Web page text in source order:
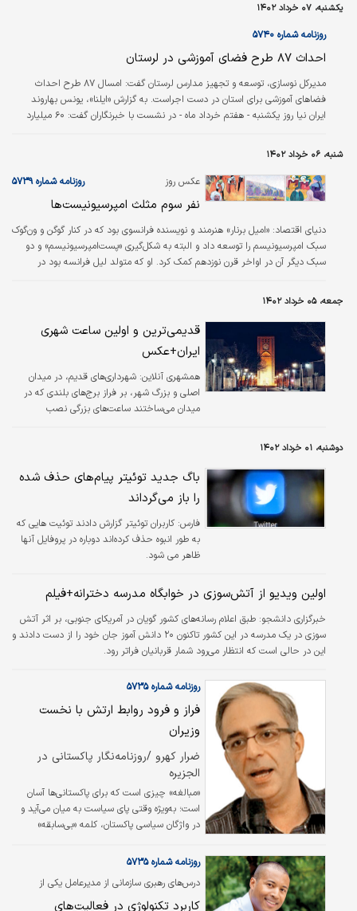
یکشنبه، ۰۷ خرداد ۱۴۰۲
روزنامه شماره ۵۷۴۰
احداث ۸۷ طرح فضای آموزشی در لرستان
مدیرکل نوسازی، توسعه و تجهیز مدارس لرستان گفت: امسال ۸۷ طرح احداث
فضاهای آموزشی برای استان در دست اجراست. به گزارش «ایلنا»، یونس بهاروند
ایران نیا روز یکشنبه - هفتم خرداد ماه - در نشست با خبرنگاران گفت: ۶۰ میلیارد
میلیارد تومان برای تجهیز هنرستان‌‌‌ها تخصیص یافته است.
شنبه، ۰۶ خرداد ۱۴۰۲
عکس روز روزنامه شماره ۵۷۳۹
نفر سوم مثلث امپرسیونیست‌ها
دنیای اقتصاد: «امیل برنار» هنرمند و نویسنده فرانسوی بود که در کنار گوگن و ون‌گوک
سبک امپرسیونیسم را توسعه داد و البته به شکل‌گیری «پست‌امپرسیونیسم» و دو
سبک دیگر آن در اواخر قرن نوزدهم کمک کرد. او که متولد لیل‌ فرانسه بود در
پس از چند سال، او به مدارس هنری بیشتری ملحق شد و با چندین هنرمند
پست‌امپرسیونیسم دوست شد. همواره از برنار‌ به عنوان یکی از تاثیرگذارترین…
جمعه، ۰۵ خرداد ۱۴۰۲
قدیمی‌ترین و اولین ساعت شهری
ایران+عکس
همشهری آنلاین: شهرداری‌های قدیم، در میدان
اصلی و بزرگ شهر، بر فراز برج‌های بلندی که در
میدان می‌ساختند ساعت‌های بزرگی نصب
بن در لندن است و بهترین نمونه ایرانی آن میدان
ساعت یزد و یا به عبارتی « میدان وقت الساعت »
است.
دوشنبه، ۰۱ خرداد ۱۴۰۲
باگ جدید توئیتر پیام‌های حذف شده
را باز می‌گرداند
فارس: کاربران توئیتر گزارش دادند توئیت هایی که
به طور انبوه حذف کرده‌اند دوباره در پروفایل آنها
ظاهر می شود.
اولین ویدیو از آتش‌سوزی در خوابگاه مدرسه‌ دخترانه+فیلم
خبرگزاری دانشجو: طبق اعلام رسانه‌های کشور گویان در آمریکای جنوبی، بر اثر آتش
سوزی در یک مدرسه در این کشور تاکنون ۲۰ دانش آموز جان خود را از دست دادند و
این در حالی است که انتظار می‌رود شمار قربانیان فراتر رود.
روزنامه شماره ۵۷۳۵
فراز و فرود روابط ارتش با نخست
وزیران
ضرار کهرو /روزنامه‏‏‌نگار پاکستانی در
الجزیره
«مبالغه» چیزی است که برای پاکستانی‌‌‌ها آسان
است؛ به‌‌‌ویژه وقتی پای سیاست به میان می‌‌‌آید و
در واژگان سیاسی پاکستان، کلمه‌‌ «بی‌‌‌سابقه»
است. هر چندوقت یک‌‌‌بار، این کلمه «مناسب»
می‌شود. پس از دستگیری شگفت‌‌‌آور نخست‌‌‌وزیر
سابق و رئیس «تحریک انصاف پاکستان» یعنی
«عمران خان» توسط گروه بزرگی از نیروهای
درس‏‏‌های رهبری سازمانی از مدیرعامل یکی از
بزرگ‌ترین خیریه‏‏‌های جهان
روزنامه شماره ۵۷۳۵
کاربرد تکنولوژی در فعالیت‌های